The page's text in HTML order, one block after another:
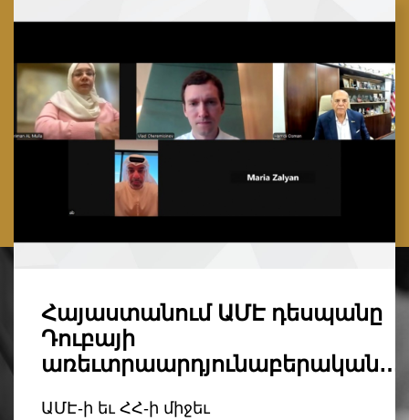
Հայաստանում ԱՄԷ դեսպանը
Դուբայի
առեւտրաարդյունաբերական…
ԱՄԷ-ի եւ ՀՀ-ի միջեւ